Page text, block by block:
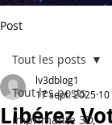
Post
Tout les posts
imprimante 3D,
Tout les posts
Libérez
lv3dblog1
17 sept. 2025